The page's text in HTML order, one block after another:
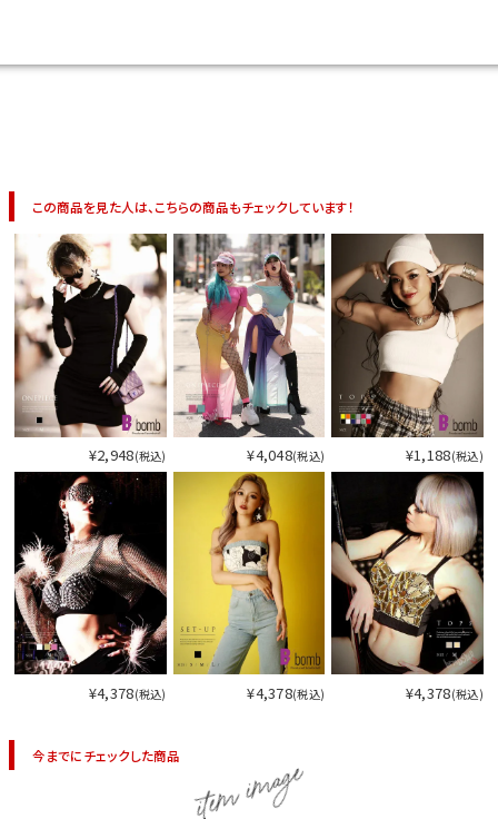
今活
この商品を見た人は、こちらの商品もチェックしています！
¥2,948(税込) ¥4,048(税込) ¥1,188(税込)
¥4,378(税込) ¥4,378(税込) ¥4,378(税込)
今までにチェックした商品 item image